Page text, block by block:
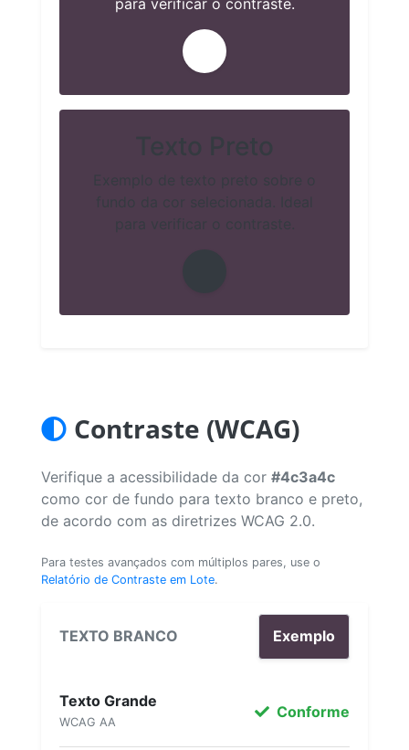
Texto Preto
Exemplo de texto preto sobre o
fundo da cor selecionada. Ideal
para verificar o contraste.
Contraste (WCAG)
Verifique a acessibilidade da cor #4c3a4c
como cor de fundo para texto branco e preto,
de acordo com as diretrizes WCAG 2.0.
Para testes avançados com múltiplos pares, use o
Relatório de Contraste em Lote.
TEXTO BRANCO Exemplo
Texto Grande
WCAG AA
Conforme